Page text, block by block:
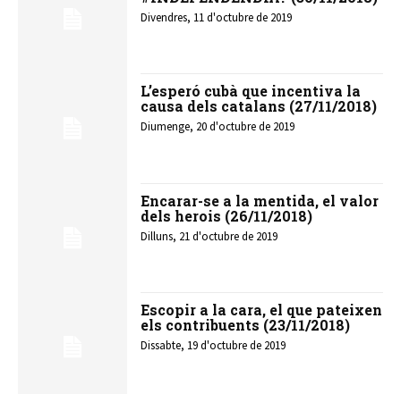
Divendres, 11 d'octubre de 2019
L’esperó cubà que incentiva la
causa dels catalans (27/11/2018)
Diumenge, 20 d'octubre de 2019
Encarar-se a la mentida, el valor
dels herois (26/11/2018)
Dilluns, 21 d'octubre de 2019
Escopir a la cara, el que pateixen
els contribuents (23/11/2018)
Dissabte, 19 d'octubre de 2019